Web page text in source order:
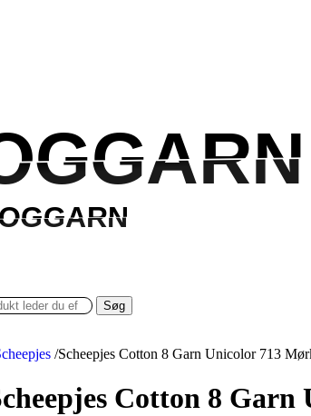
Søg
/Scheepjes Cotton 8 Garn Unicolor 713
Cotton 8